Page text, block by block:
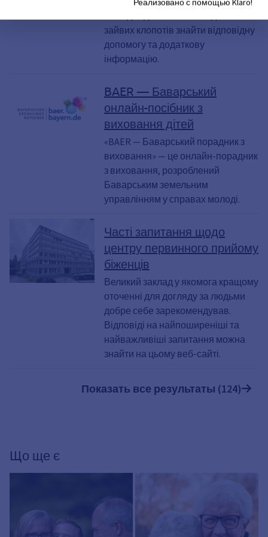
зайвих клопотів знайти відповідну
допомогу та додаткову
інформацію.
BAER — Баварський
онлайн-посібник з
виховання дітей
«BAER — Баварський порадник з
виховання» — це онлайн-порадник
з виховання, розроблений
Баварським земельним
управлінням у справах молоді.
Часті запитання щодо
центру первинного прийому
біженців
Великий заклад у якомога кращому
оточенні для догляду за людьми
добре себе зарекомендував.
Відповіді на найпоширеніші та
найважливіші запитання можна
знайти на цьому веб-сайті.
Показать все результаты (124)
Що ще є
Реализовано с помощью Klaro!